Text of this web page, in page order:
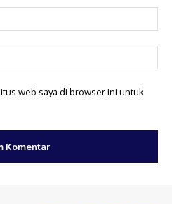
web saya di browser ini untuk